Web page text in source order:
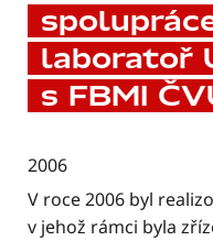
laboratoř
s FBMI
2006
V roce 2006 byl
v jehož rámci byla